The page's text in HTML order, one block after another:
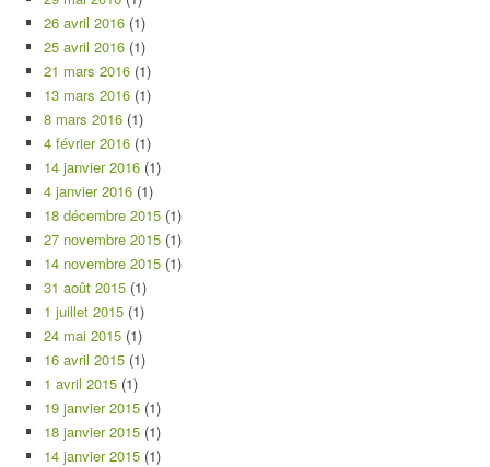
26 avril 2016 (1)
25 avril 2016 (1)
21 mars 2016 (1)
13 mars 2016 (1)
8 mars 2016 (1)
4 février 2016 (1)
14 janvier 2016 (1)
4 janvier 2016 (1)
18 décembre 2015 (1)
27 novembre 2015 (1)
14 novembre 2015 (1)
31 août 2015 (1)
1 juillet 2015 (1)
24 mai 2015 (1)
16 avril 2015 (1)
1 avril 2015 (1)
19 janvier 2015 (1)
18 janvier 2015 (1)
14 janvier 2015 (1)